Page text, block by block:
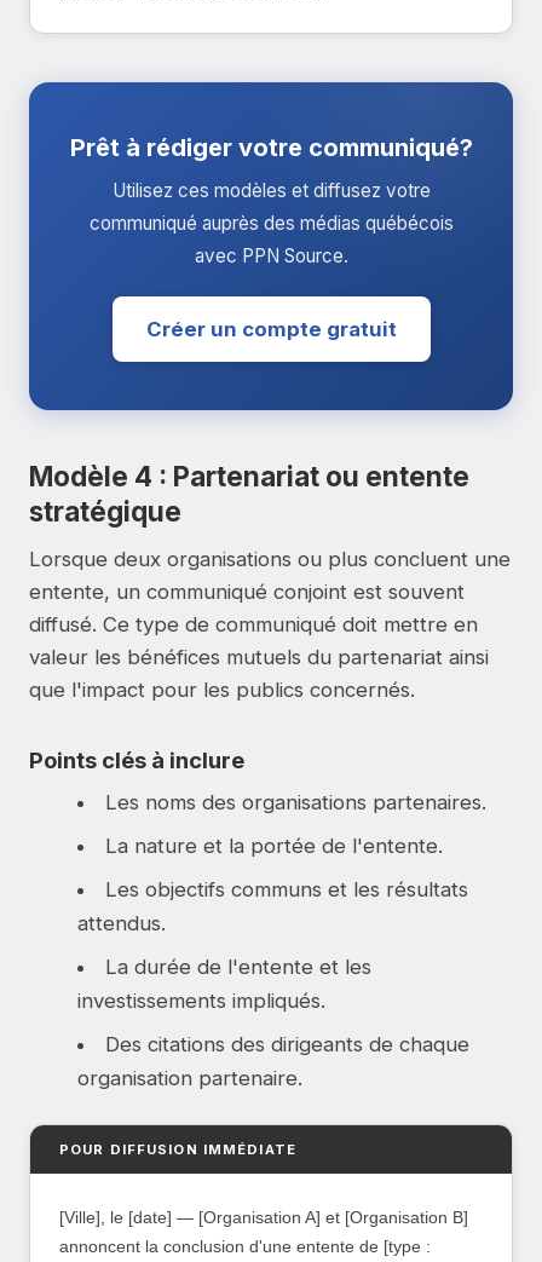
Prêt à rédiger votre communiqué?
Utilisez ces modèles et diffusez votre
communiqué auprès des médias québécois
avec PPN Source.
Créer un compte gratuit
Modèle 4 : Partenariat ou entente
stratégique
Lorsque deux organisations ou plus concluent une
entente, un communiqué conjoint est souvent
diffusé. Ce type de communiqué doit mettre en
valeur les bénéfices mutuels du partenariat ainsi
que l'impact pour les publics concernés.
Points clés à inclure
Les noms des organisations partenaires.
La nature et la portée de l'entente.
Les objectifs communs et les résultats
attendus.
La durée de l'entente et les
investissements impliqués.
Des citations des dirigeants de chaque
organisation partenaire.
POUR DIFFUSION IMMÉDIATE
[Ville], le [date] — [Organisation A] et [Organisation B]
annoncent la conclusion d'une entente de [type :